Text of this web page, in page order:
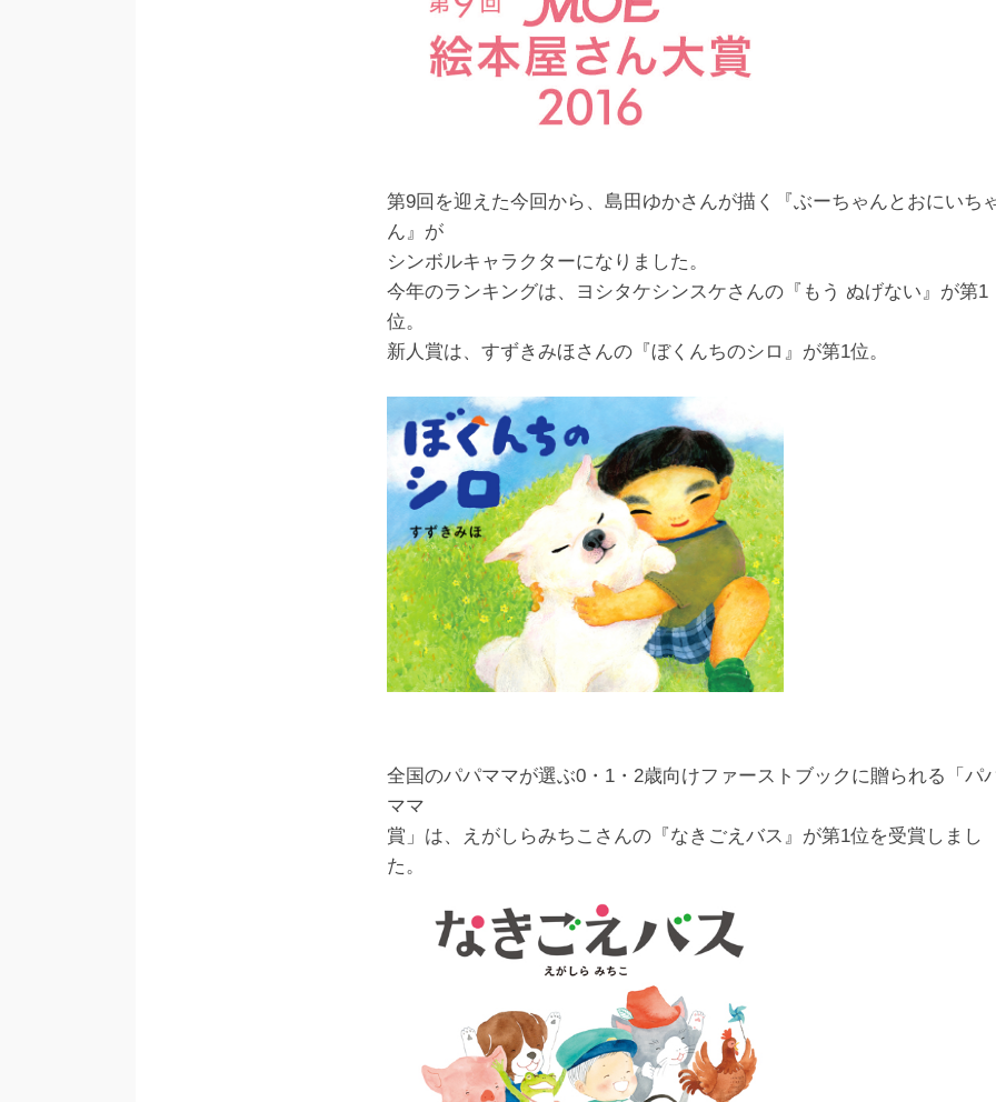
第9回を迎えた今回から、島田ゆかさんが描く『ぶーちゃんとおにいち
ん』が
シンボルキャラクターになりました。
今年のランキングは、ヨシタケシンスケさんの『もう ぬげない』が第1
位。
新人賞は、すずきみほさんの『ぼくんちのシロ』が第1位。
全国のパパママが選ぶ0・1・2歳向けファーストブックに贈られる「パ
ママ
賞」は、えがしらみちこさんの『なきごえバス』が第1位を受賞しまし
た。